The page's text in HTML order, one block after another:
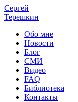
Сергей
Терешкин
Обо мне
Новости
Блог
СМИ
Видео
FAQ
Библиотека
Контакты